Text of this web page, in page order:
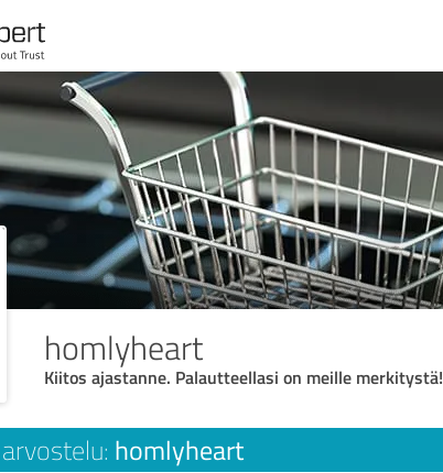
homlyheart
Kiitos ajastanne. Palautteellasi on meille merkitystä!
homlyheart